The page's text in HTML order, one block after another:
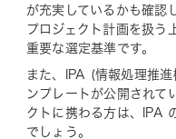
が充実しているかも確認
プロジェクト計画を扱う
重要な選定基準です。
また、IPA (情報処理推
ンプレートが公開されて
クトに携わる方は、IPA
でしょう。